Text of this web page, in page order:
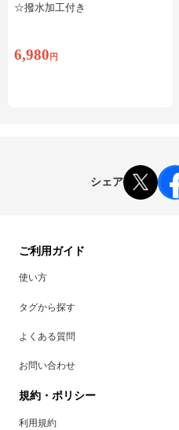
☆撥水加工付き
6,980 円
シェア
ご利用ガイド
使い方
タグから探す
よくある質問
お問い合わせ
規約・ポリシー
利用規約